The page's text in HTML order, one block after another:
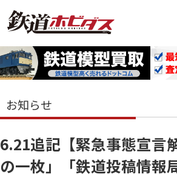
お知らせ
6.21追記【緊急事態宣言
の一枚」「鉄道投稿情報